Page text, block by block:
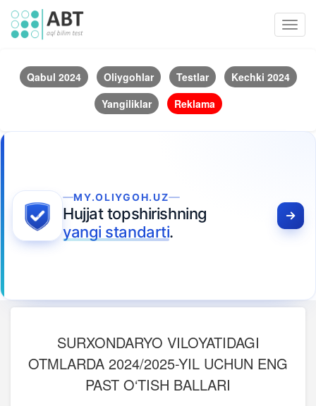
Qabul 2024 Oliygohlar Testlar
Kechki 2024
Yangiliklar
Reklama
MY.OLIYGOH.UZ
Hujjat topshirishning
yangi standarti.
SURXONDARYO VILOYATIDAGI
OTMLARDA 2024/2025-YIL UCHUN ENG
PAST O‘TISH BALLARI